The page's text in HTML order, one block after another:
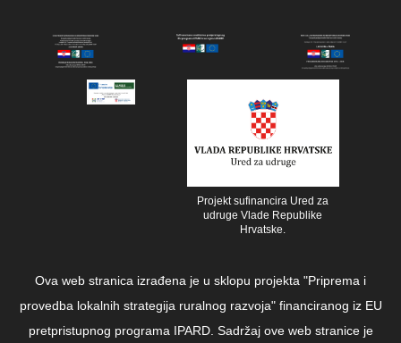
Projekt sufinancira Ured za
udruge Vlade Republike
Hrvatske.
Ova web stranica izrađena je u sklopu projekta "Priprema i
provedba lokalnih strategija ruralnog razvoja" financiranog iz EU
pretpristupnog programa IPARD. Sadržaj ove web stranice je